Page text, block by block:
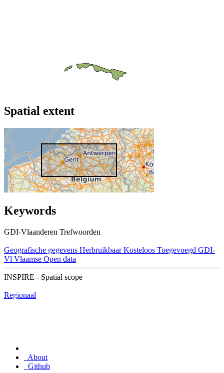
Spatial extent
Keywords
GDI-Vlaanderen Trefwoorden
Geografische gegevens Herbruikbaar Kosteloos Toegevoegd GDI-
Vl Vlaamse Open data
INSPIRE - Spatial scope
Regionaal
About
Github